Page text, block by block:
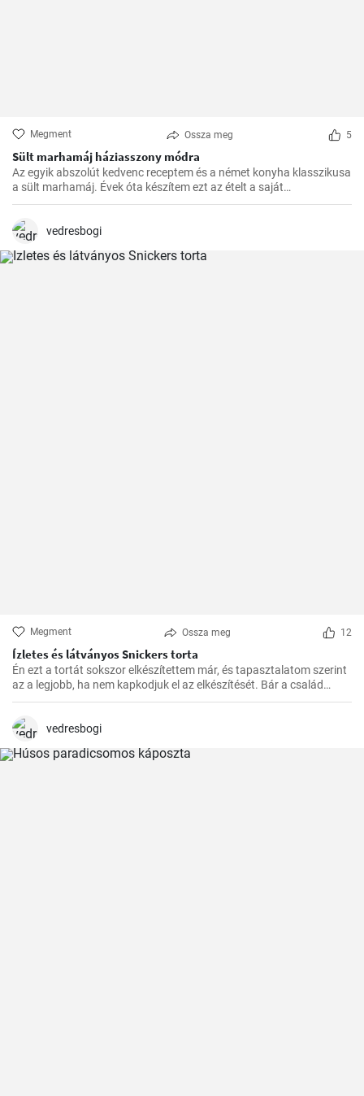
Megment Ossza meg 5
Sült marhamáj háziasszony módra
Az egyik abszolút kedvenc receptem és a német konyha klasszikusa
a sült marhamáj. Évek óta készítem ezt az ételt a saját
konyhámban, és az idők során apró módosításokkal
vedresbogi
Megment Ossza meg 12
Ízletes és látványos Snickers torta
Én ezt a tortát sokszor elkészítettem már, és tapasztalatom szerint
az a legjobb, ha nem kapkodjuk el az elkészítését. Bár a család
mindig türelmetlenül várja, de megéri kivárni, hogy minden réteg
végeredmény!
vedresbogi